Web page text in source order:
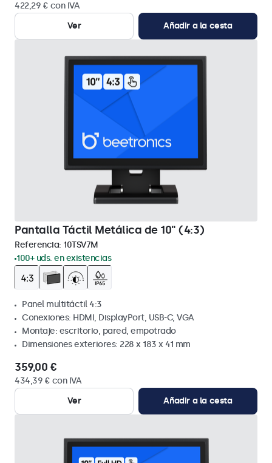
422,29 € con IVA
Ver
Añadir a la cesta
Pantalla Táctil Metálica de 10" (4:3)
Referencia: 10TSV7M
100+ uds. en existencias
Panel multitáctil 4:3
Conexiones: HDMI, DisplayPort, USB-C, VGA
Montaje: escritorio, pared, empotrado
Dimensiones exteriores: 228 x 183 x 41 mm
359,00 €
434,39 € con IVA
Ver
Añadir a la cesta